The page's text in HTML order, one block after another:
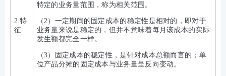
2.特
征
特定的业务量范围，称为相关范围。
（2）一定期间的固定成本的稳定性是相对的，即对于
业务量来说是稳定的，但并不意味着每月该成本的实际
发生额都完全一样。
（3）固定成本的稳定性，是针对成本总额而言的；单
位产品分摊的固定成本与业务量呈反向变动。